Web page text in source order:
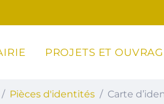
Caldarello
PROJETS ET
Pièces d'identités Carte